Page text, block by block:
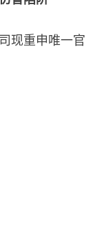
现重申唯一官